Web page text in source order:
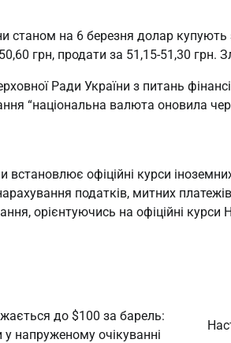
станом на 6 березня долар
грн, продати за 51,15-51,30 грн.
Ради України з питань
“національна валюта оновила
встановлює офіційні курси
податків, митних
орієнтуючись на офіційні курси
до $100 за барель:
у напруженому очікуванні